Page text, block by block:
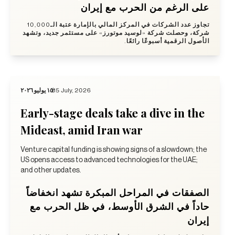
على الرغم من الحرب مع إيران
تجاوز عدد الشركات في المركز المالي بالإمارة عتبة الـ10,000
شركة، وحصلت شركة «لوسيد موتورز» على مستثمر جديد، وتشهد
الأصول الرقمية أسبوعًا رائعًا.
١٥ يوليو ٢٠٢٦15 July, 2026
Early-stage deals take a dive in the
Mideast, amid Iran war
Venture capital funding is showing signs of a slowdown; the
US opens access to advanced technologies for the UAE;
and other updates.
الصفقات في المراحل المبكرة تشهد انخفاضاً
حاداً في الشرق الأوسط، في ظل الحرب مع
إيران